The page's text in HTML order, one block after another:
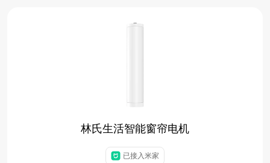
林氏生活智能窗帘电机
已接入米家